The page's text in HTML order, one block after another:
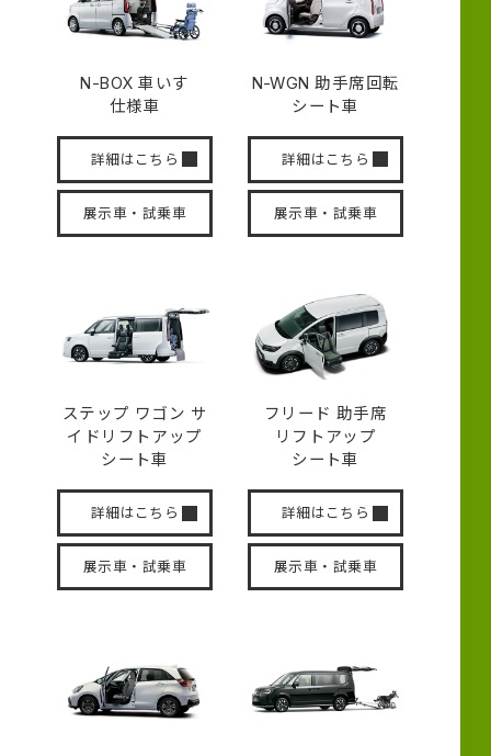
N-BOX車いす
仕様車
詳細はこちら
展示車・試乗車
N-WGN 助手席回転
シート車
詳細はこちら
展示車・試乗車
ステップ ワゴン サ
イド リフトアップ
シート車
詳細はこちら
展示車・試乗車
フリード 助手席
リフトアップ
シート車
詳細はこちら
展示車・試乗車